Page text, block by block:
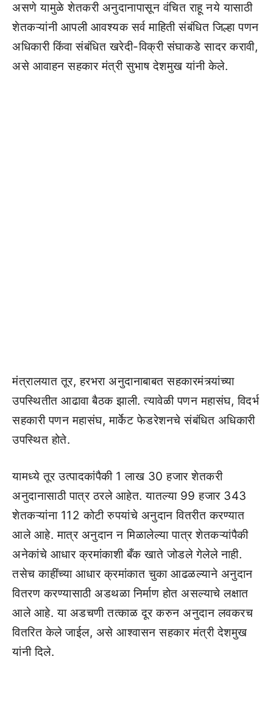
असणे यामुळे शेतकरी अनुदानापासून वंचित राहू नये यासाठी
शेतकऱ्यांनी आपली आवश्यक सर्व माहिती संबंधित जिल्हा पणन
अधिकारी किंवा संबंधित खरेदी-विक्री संघाकडे सादर करावी,
असे आवाहन सहकार मंत्री सुभाष देशमुख यांनी केले.
मंत्रालयात तूर, हरभरा अनुदानाबाबत सहकारमंत्र्यांच्या
उपस्थितीत आढावा बैठक झाली. त्यावेळी पणन महासंघ, विदर्भ
सहकारी पणन महासंघ, मार्केट फेडरेशनचे संबंधित अधिकारी
उपस्थित होते.
यामध्ये तूर उत्पादकांपैकी 1 लाख 30 हजार शेतकरी
अनुदानासाठी पात्र ठरले आहेत. यातल्या 99 हजार 343
शेतकऱ्यांना 112 कोटी रुपयांचे अनुदान वितरीत करण्यात
आले आहे. मात्र अनुदान न मिळालेल्या पात्र शेतकऱ्यांपैकी
अनेकांचे आधार क्रमांकाशी बँक खाते जोडले गेलेले नाही.
तसेच काहींच्या आधार क्रमांकात चुका आढळल्याने अनुदान
वितरण करण्यासाठी अडथळा निर्माण होत असल्याचे लक्षात
आले आहे. या अडचणी तत्काळ दूर करुन अनुदान लवकरच
वितरित केले जाईल, असे आश्वासन सहकार मंत्री देशमुख
यांनी दिले.